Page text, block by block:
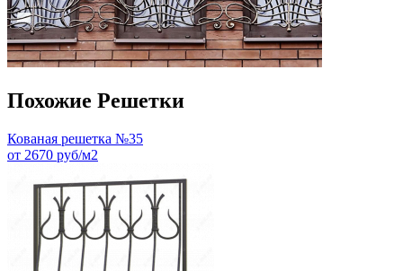
Похожие Решетки
Кованая решетка №35
от 2670 руб/м2